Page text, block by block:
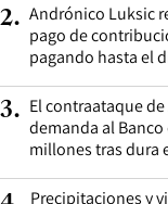
2. Andrónico Luksic
pago de
pagando hasta el
3. El contraataque
demanda al Banco
millones tras dura
Precipitaciones y